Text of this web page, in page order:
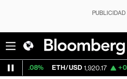
PUBLICIDAD
ETH/USD 1,920.17 +0.32% Visa